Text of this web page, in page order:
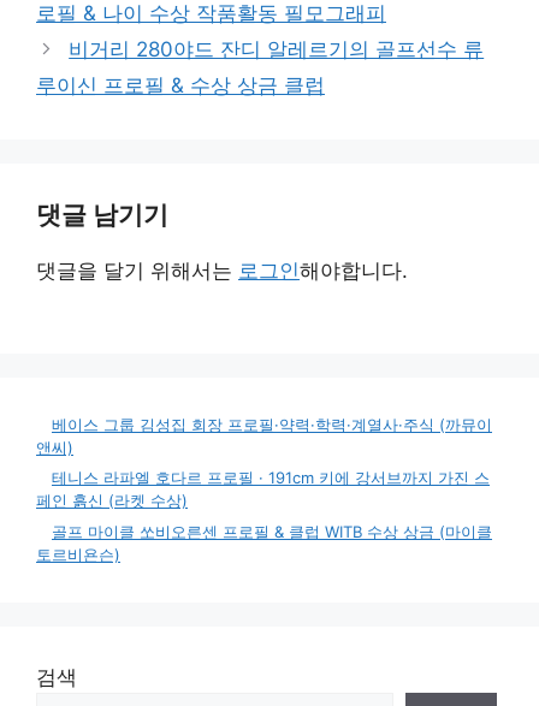
리
로필 & 나이 수상 작품활동 필모그래피
비거리 280야드 잔디 알레르기의 골프선수 류
루이신 프로필 & 수상 상금 클럽
댓글 남기기
댓글을 달기 위해서는 로그인해야합니다.
베이스 그룹 김성집 회장 프로필·약력·학력·계열사·주식 (까뮤이
앤씨)
테니스 라파엘 호다르 프로필 · 191cm 키에 강서브까지 가진 스
페인 흙신 (라켓 수상)
골프 마이클 쏘비오른센 프로필 & 클럽 WITB 수상 상금 (마이클
토르비욘슨)
검색